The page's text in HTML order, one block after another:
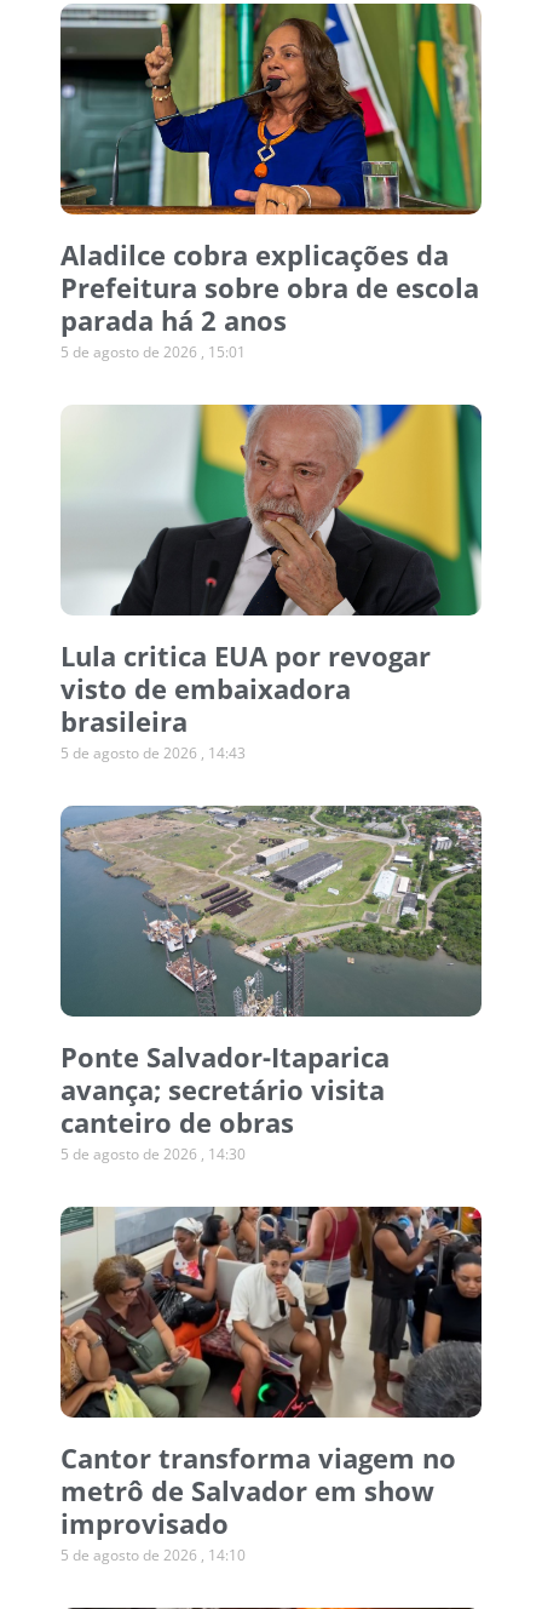
Aladilce cobra explicações da
Prefeitura sobre obra de escola
parada há 2 anos
5 de agosto de 2026 15:01
Lula critica EUA por revogar
visto de embaixadora
brasileira
5 de agosto de 2026 14:43
Ponte Salvador-Itaparica
avança; secretário visita
canteiro de obras
5 de agosto de 2026 14:30
Cantor transforma viagem no
metrô de Salvador em show
improvisado
5 de agosto de 2026 14:10